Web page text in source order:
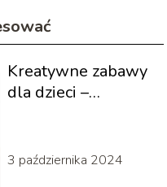
Kreatywne zabawy
dla dzieci –
3 października 2024